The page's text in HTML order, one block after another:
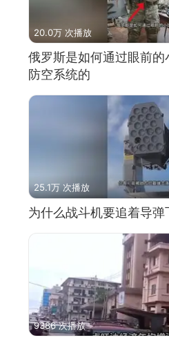
20.0万 次播放
俄罗斯是如何通过眼前的
防空系统的
25.1万 次播放
为什么战斗机要追着导弹
9386 次播放